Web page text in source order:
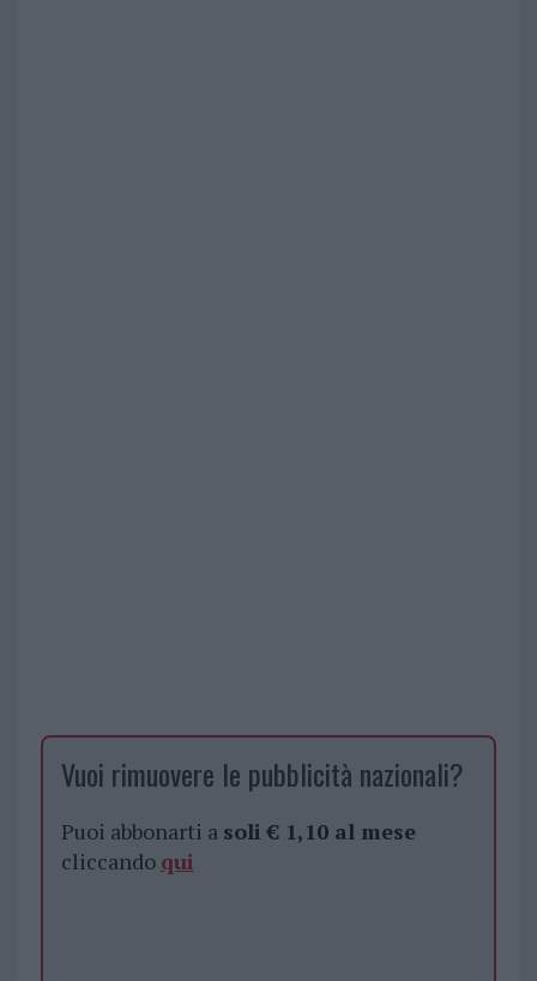
Vuoi rimuovere le pubblicità nazionali?
Puoi abbonarti a soli € 1,10 al mese
cliccando qui